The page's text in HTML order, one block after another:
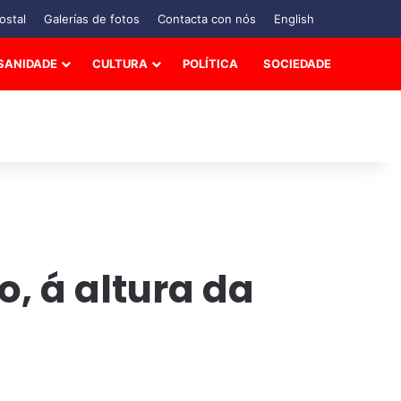
Galerías de fotos Contacta con nós English
CULTURA POLÍTICA SOCIEDADE
á altura da